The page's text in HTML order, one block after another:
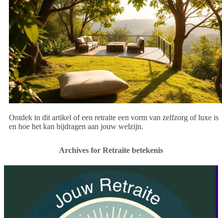
Ontdek in dit artikel of een retraite een vorm van zelfzorg of luxe is
en hoe het kan bijdragen aan jouw welzijn.
Archives for Retraite betekenis